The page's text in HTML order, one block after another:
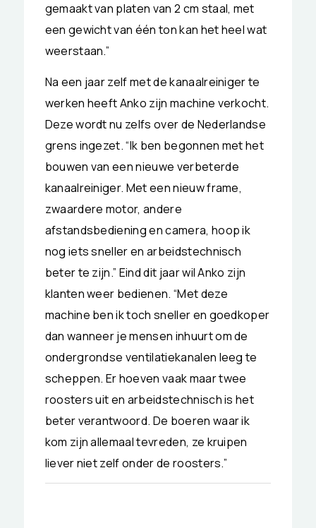
gemaakt van platen van 2 cm staal, met
een gewicht van één ton kan het heel wat
weerstaan.”
Na een jaar zelf met de kanaalreiniger te
werken heeft Anko zijn machine verkocht.
Deze wordt nu zelfs over de Nederlandse
grens ingezet. “Ik ben begonnen met het
bouwen van een nieuwe verbeterde
kanaalreiniger. Met een nieuw frame,
zwaardere motor, andere
afstandsbediening en camera, hoop ik
nog iets sneller en arbeidstechnisch
beter te zijn.” Eind dit jaar wil Anko zijn
klanten weer bedienen. “Met deze
machine ben ik toch sneller en goedkoper
dan wanneer je mensen inhuurt om de
ondergrondse ventilatiekanalen leeg te
scheppen. Er hoeven vaak maar twee
roosters uit en arbeidstechnisch is het
beter verantwoord. De boeren waar ik
kom zijn allemaal tevreden, ze kruipen
liever niet zelf onder de roosters.”